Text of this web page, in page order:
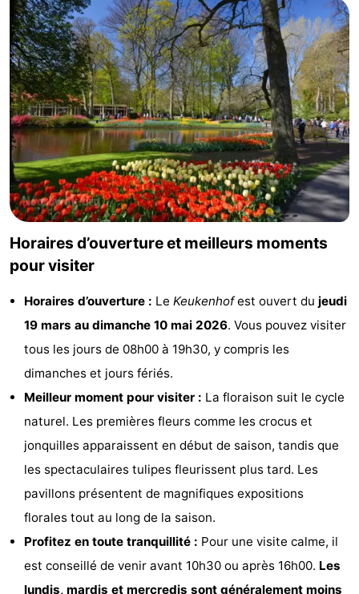
Route
-
Stationnement
Adresses
Médicales
Région
Hollande-
Septentrionale
-
Nature
Schoorlse
Duinen
Bergen
aan
Zee
-
Bergen
-
Alkmaar
Egmond
aan
Zee
Noordhollands
duinreservaat
Wijk
aan
Zee
Nature
Zuid-
Kennermerland
Amsterdam
Haarlem
Zandvoort
Hollande-
Horaires d’ouverture et meilleurs moments
pour visiter
Horaires d’ouverture : Le Keukenhofest ouvert du jeudi
19 mars au dimanche 10 mai 2026. Vous pouvez visiter
tous les jours de 08h00 à 19h30, y compris les
dimanches et jours fériés.
Meilleur moment pour visiter : La floraison suit le cycle
naturel. Les premières fleurs comme les crocus et
jonquilles apparaissent en début de saison, tandis que
les spectaculaires tulipes fleurissent plus tard. Les
pavillons présentent de magnifiques expositions
florales tout au long de la saison.
Profitez en toute tranquillité : Pour une visite calme, il
est conseillé de venir avant 10h30 ou après 16h00. Les
lundis, mardis et mercredis sont généralement moins